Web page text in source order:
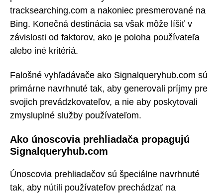
tracksearching.com a nakoniec presmerované na
Bing. Konečná destinácia sa však môže líšiť v
závislosti od faktorov, ako je poloha používateľa
alebo iné kritériá.
Falošné vyhľadávače ako Signalqueryhub.com sú
primárne navrhnuté tak, aby generovali príjmy pre
svojich prevádzkovateľov, a nie aby poskytovali
zmysluplné služby používateľom.
Ako únoscovia prehliadača propagujú
Signalqueryhub.com
Únoscovia prehliadačov sú špeciálne navrhnuté
tak, aby nútili používateľov prechádzať na